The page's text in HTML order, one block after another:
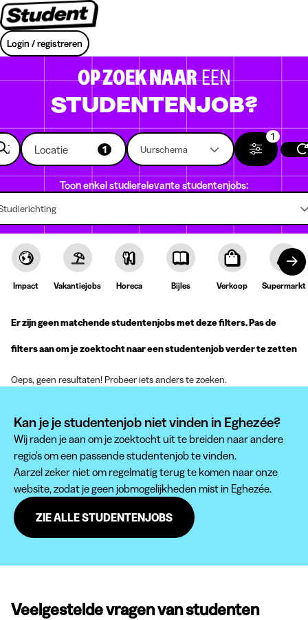
Login / registreren
OP ZOEK NAAREEN
STUDENTENJOB?
Locatie 1 Uurschema
1
Toon enkel studierelevante studentenjobs:
Impact Vakantiejobs Horeca Bijles Verkoop Supermarkt
Er zijn geen matchende studentenjobs met deze filters. Pas de
filters aan om je zoektocht naar een studentenjob verder te zetten
Oeps, geen resultaten! Probeer iets anders te zoeken.
Kan je je studentenjob niet vinden in Eghezée?
Wij raden je aan om je zoektocht uit te breiden naar andere
regio's om een passende studentenjob te vinden.
Aarzel zeker niet om regelmatig terug te komen naar onze
website, zodat je geen jobmogelijkheden mist in Eghezée.
ZIE ALLE STUDENTENJOBS
Veelgestelde vragen van studenten